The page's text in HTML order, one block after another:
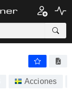
Acciones